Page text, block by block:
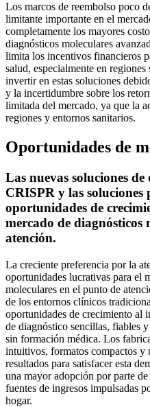
Los marcos de reembolso poco
limitante importante en el
completamente los mayores
diagnósticos moleculares
limita los incentivos financieros
salud, especialmente en
invertir en estas soluciones
y la incertidumbre sobre los
limitada del mercado, ya que la
regiones y entornos sanitarios.
Oportunidades de
Las nuevas soluciones
CRISPR y las soluciones
oportunidades de
mercado de diagnósticos
atención.
La creciente preferencia por la
oportunidades lucrativas para el
moleculares en el punto de
de los entornos clínicos
oportunidades de crecimiento al
de diagnóstico sencillas, fiables
sin formación médica. Los
intuitivos, formatos compactos y
resultados para satisfacer esta
una mayor adopción por parte
fuentes de ingresos impulsadas
hogar.